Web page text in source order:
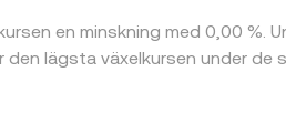
en minskning med 0,00
lägsta växelkursen under de